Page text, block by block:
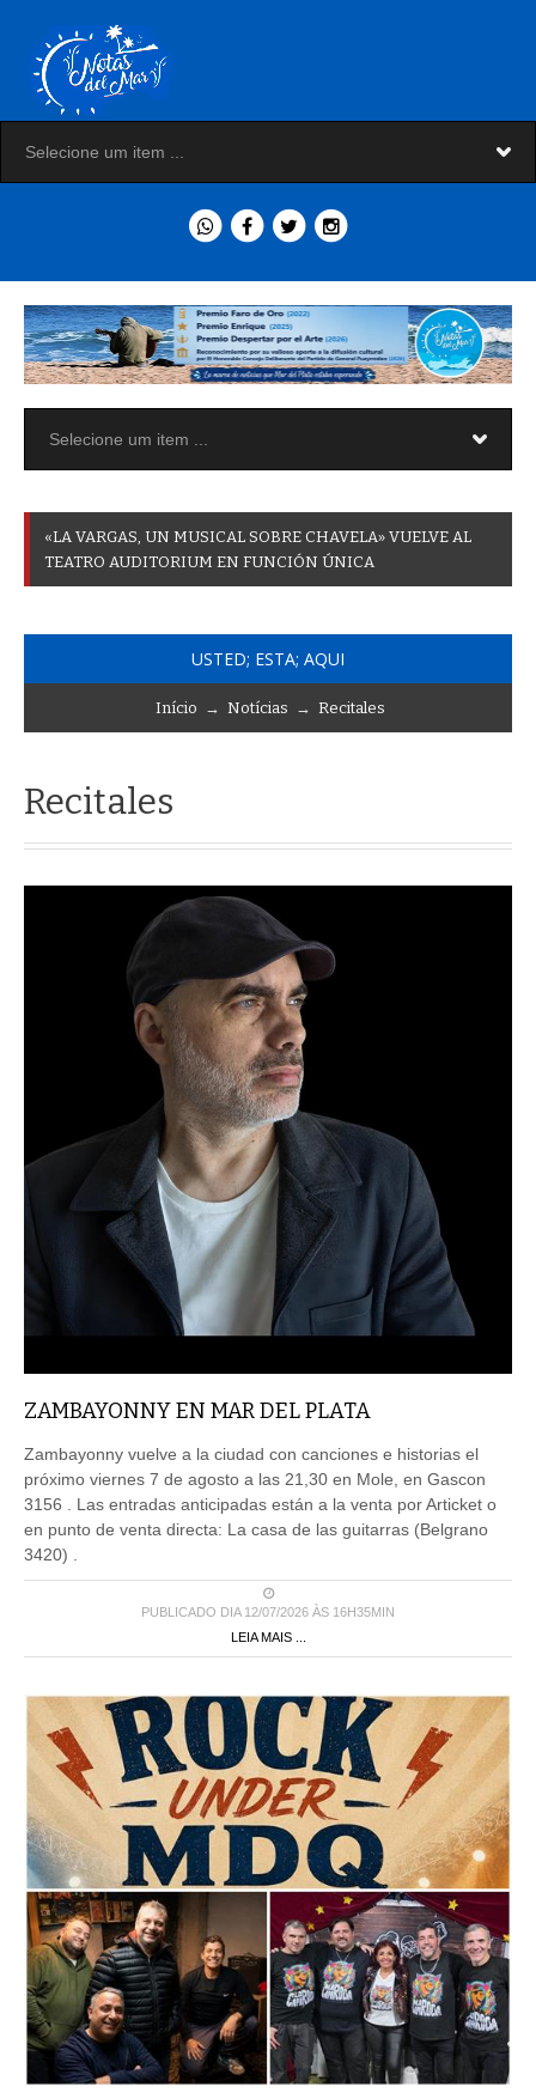
«LA VARGAS UN MUSICAL SOBRE CHAVELA» VUELVE AL
TEATRO AUDITORIUM EN FUNCIÓN ÚNICA
USTED; ESTA; AQUI
Início → Notícias → Recitales
Recitales
ZAMBAYONNY EN MAR DEL PLATA
Zambayonny vuelve a la ciudad con canciones e historias el
próximo viernes 7 de agosto a las 21,30 en Mole, en Gascon
3156 . Las entradas anticipadas están a la venta por Articket o
en punto de venta directa: La casa de las guitarras (Belgrano
3420) .
PUBLICADO DIA 12/07/2026 ÀS 16H35MIN
LEIA MAIS ...